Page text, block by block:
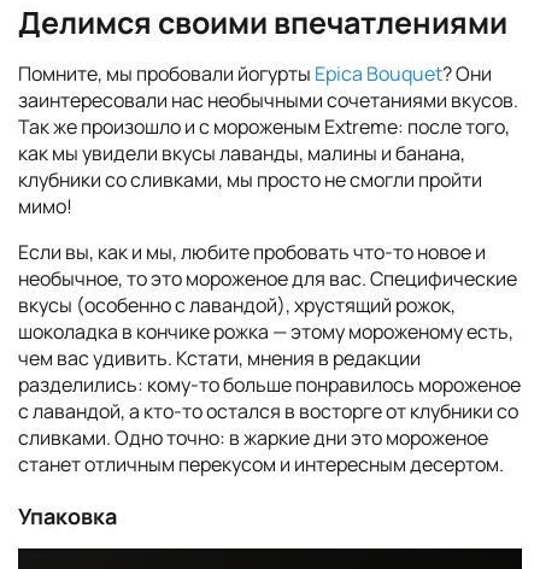
Делимся своими впечатлениями
Помните, мы пробовали йогурты Epica Bouquet? Они
заинтересовали нас необычными сочетаниями вкусов.
Так же произошло и с мороженым Extreme: после того,
как мы увидели вкусы лаванды, малины и банана,
клубники со сливками, мы просто не смогли пройти
мимо!
Если вы, как и мы, любите пробовать что-то новое и
необычное, то это мороженое для вас. Специфические
вкусы (особенно с лавандой), хрустящий рожок,
шоколадка в кончике рожка — этому мороженому есть,
чем вас удивить. Кстати, мнения в редакции
разделились: кому-то больше понравилось мороженое
с лавандой, а кто-то остался в восторге от клубники со
сливками. Одно точно: в жаркие дни это мороженое
станет отличным перекусом и интересным десертом.
Упаковка